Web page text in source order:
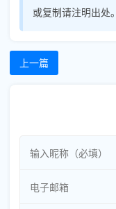
或复制请注明出处。
上一篇